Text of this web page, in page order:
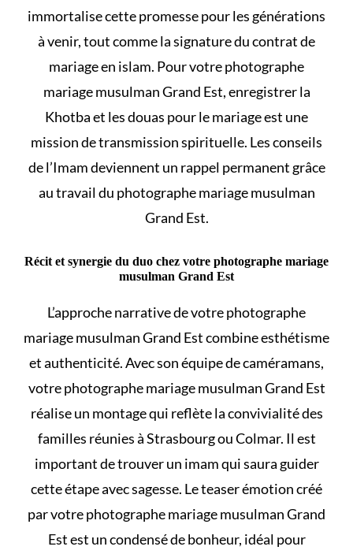
immortalise cette promesse pour les générations
à venir, tout comme la signature ducontrat de
mariage en islam. Pour votre photographe
mariage musulman Grand Est, enregistrer la
Khotba et lesdouas pour le mariageest une
mission de transmission spirituelle. Les conseils
de l’Imam deviennent un rappel permanent grâce
au travail du photographe mariage musulman
Grand Est.
Récit et synergie du duo chez votre photographe mariage
musulman Grand Est
L’approche narrative de votre photographe
mariage musulman Grand Est combine esthétisme
et authenticité. Avec son équipe de caméramans,
votre photographe mariage musulman Grand Est
réalise un montage qui reflète la convivialité des
familles réunies à Strasbourg ou Colmar. Il est
important detrouver un imamqui saura guider
cette étape avec sagesse. Le teaser émotion créé
par votre photographe mariage musulman Grand
Est est un condensé de bonheur, idéal pour